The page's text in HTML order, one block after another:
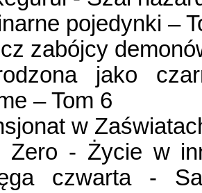
pojedynki –
zabójcy
jako
– Tom 6
w
Zero - Życie w
czwarta -